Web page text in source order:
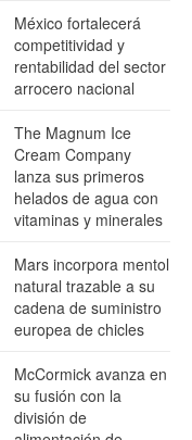
México fortalecerá
competitividad y
rentabilidad del sector
arrocero nacional
The Magnum Ice
Cream Company
lanza sus primeros
helados de agua con
vitaminas y minerales
Mars incorpora mentol
natural trazable a su
cadena de suministro
europea de chicles
McCormick avanza en
su fusión con la
división de